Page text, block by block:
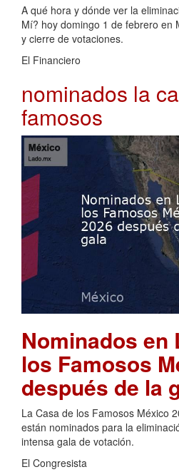
A qué hora y dónde ver la
Mí? hoy domingo 1 de febrero en
y cierre de votaciones.
El Financiero
nominados la
famosos
Nominados en
los Famosos
después de la
La Casa de los Famosos México
están nominados para la
intensa gala de votación.
El Congresista